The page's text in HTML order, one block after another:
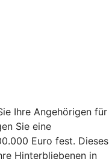
Ihre Angehörigen für
Sie eine
Euro fest. Dieses
Hinterbliebenen in